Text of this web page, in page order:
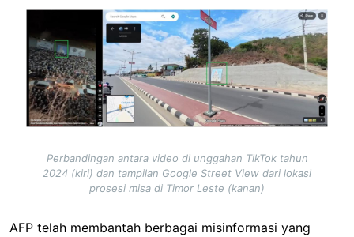
Perbandingan antara video di unggahan TikTok tahun
2024 (kiri) dan tampilan Google Street View dari lokasi
prosesi misa di Timor Leste (kanan)
AFP telah membantah berbagai misinformasi yang